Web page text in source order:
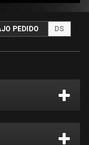
PEDIDO DS